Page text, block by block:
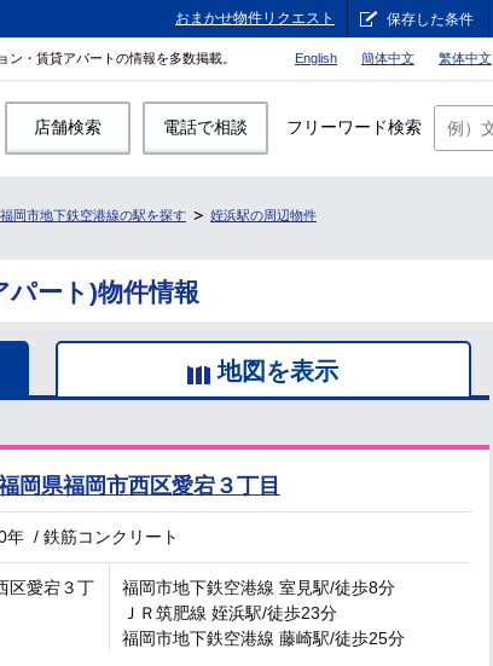
おまかせ物件リクエスト 保存した条件
・賃貸アパートの情報を多数掲載。 English 簡体中文 繁体中文
店舗検索 電話で相談 フリーワード検索
福岡市地下鉄空港線の駅を探す 姪浜駅の周辺物件
ート)物件情報
地図を表示
岡県福岡市西区愛宕３丁目
年 /鉄筋コンクリート
区愛宕３丁
福岡市地下鉄空港線 室見駅/徒歩8分
ＪＲ筑肥線 姪浜駅/徒歩23分
福岡市地下鉄空港線 藤崎駅/徒歩25分